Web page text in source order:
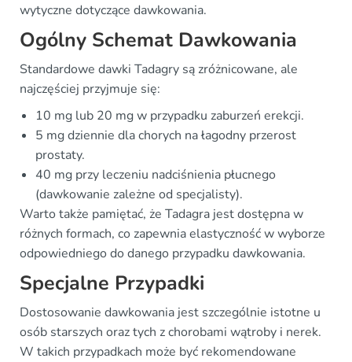
wytyczne dotyczące dawkowania.
Ogólny Schemat Dawkowania
Standardowe dawki Tadagry są zróżnicowane, ale
najczęściej przyjmuje się:
10 mg lub 20 mg w przypadku zaburzeń erekcji.
5 mg dziennie dla chorych na łagodny przerost
prostaty.
40 mg przy leczeniu nadciśnienia płucnego
(dawkowanie zależne od specjalisty).
Warto także pamiętać, że Tadagra jest dostępna w
różnych formach, co zapewnia elastyczność w wyborze
odpowiedniego do danego przypadku dawkowania.
Specjalne Przypadki
Dostosowanie dawkowania jest szczególnie istotne u
osób starszych oraz tych z chorobami wątroby i nerek.
W takich przypadkach może być rekomendowane